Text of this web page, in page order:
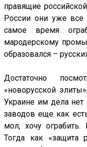
правящие
России они уже
самое время
мародерскому
образовался –
Достаточно
«новорусской
Украине им дела
заводов еще как
мол, хочу ограбить.
Тогда как «защита